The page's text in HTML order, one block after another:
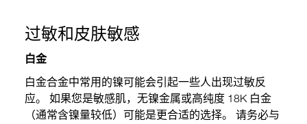
过敏和皮肤敏感
白金
白金合金中常用的镍可能会引起一些人出现过敏反
应。 如果您是敏感肌，无镍金属或高纯度 18K 白金
（通常含镍量较低）可能是更合适的选择。 请务必与